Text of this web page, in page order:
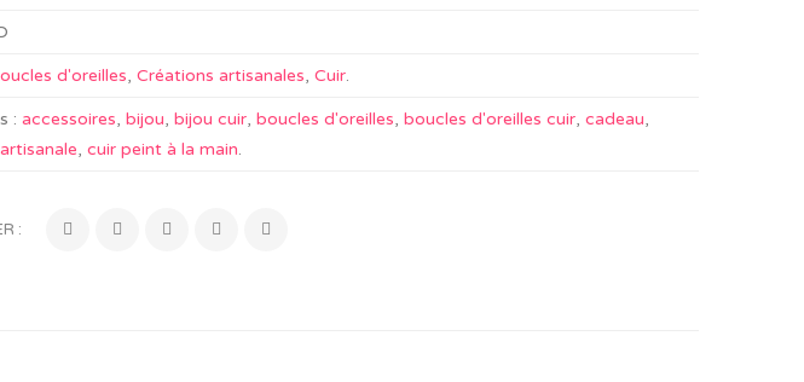
d'oreilles,Créations artisanales,Cuir.
: accessoires,bijou,bijou cuir,boucles d'oreilles,boucles d'oreilles cuir,cadeau,
,cuir peint à la main.
: